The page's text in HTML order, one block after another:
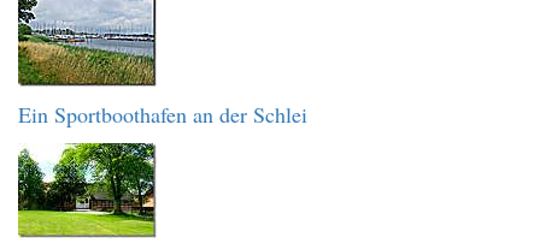
Ein Sportboothafen an der Schlei